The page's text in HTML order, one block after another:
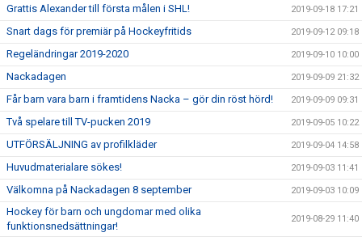
Grattis Alexander till första målen i SHL! 2019-09-18 17:21
Snart dags för premiär på Hockeyfritids 2019-09-12 09:18
Regeländringar 2019-2020 2019-09-10 10:00
Nackadagen 2019-09-09 21:32
Får barn vara barn i framtidens Nacka – gör din röst hörd! 2019-09-09 09:31
Två spelare till TV-pucken 2019 2019-09-05 10:22
UTFÖRSÄLJNING av profilkläder 2019-09-04 14:58
Huvudmaterialare sökes! 2019-09-03 11:41
Välkomna på Nackadagen 8 september 2019-09-03 10:09
Hockey för barn och ungdomar med olika
funktionsnedsättningar!
2019-08-29 11:40